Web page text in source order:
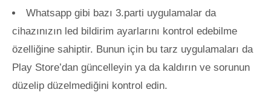
Whatsapp gibi bazı 3.parti uygulamalar da
cihazınızın led bildirim ayarlarını kontrol edebilme
özelliğine sahiptir. Bunun için bu tarz uygulamaları da
Play Store’dan güncelleyin ya da kaldırın ve sorunun
düzelip düzelmediğini kontrol edin.